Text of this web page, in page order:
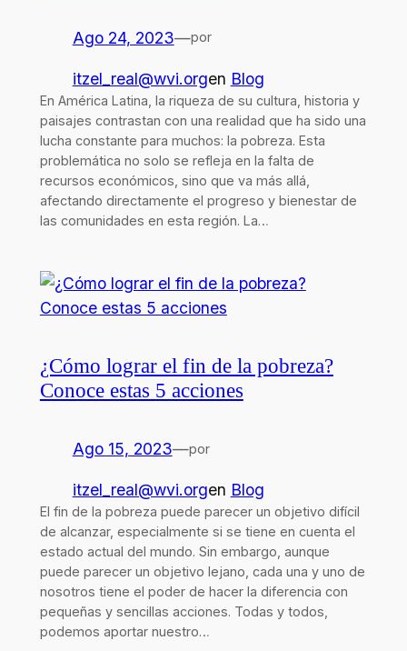
Ago 24, 2023—por
itzel_real@wvi.orgen Blog
En América Latina, la riqueza de su cultura, historia y
paisajes contrastan con una realidad que ha sido una
lucha constante para muchos: la pobreza. Esta
problemática no solo se refleja en la falta de
recursos económicos, sino que va más allá,
afectando directamente el progreso y bienestar de
las comunidades en esta región. La…
¿Cómo lograr el fin de la pobreza?
Conoce estas 5 acciones
Ago 15, 2023—por
itzel_real@wvi.orgen Blog
El fin de la pobreza puede parecer un objetivo difícil
de alcanzar, especialmente si se tiene en cuenta el
estado actual del mundo. Sin embargo, aunque
puede parecer un objetivo lejano, cada una y uno de
nosotros tiene el poder de hacer la diferencia con
pequeñas y sencillas acciones. Todas y todos,
podemos aportar nuestro…